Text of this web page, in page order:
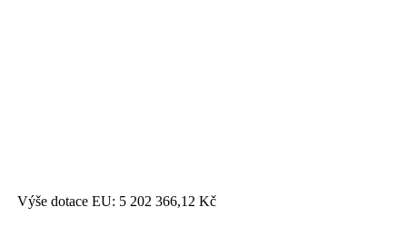
Výše dotace EU: 5 202 366,12 Kč